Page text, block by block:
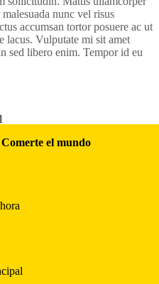
nunc vel risus
accumsan tortor posuere ac ut
lacus. Vulputate mi sit amet
sed libero enim. Tempor id eu
el mundo